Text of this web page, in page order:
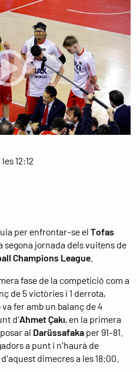
12:12
per enfrontar-se el Tofas
segona jornada dels vuitens de
Champions League
fase de la competició com a
de 5 victòries i 1 derrota,
fer amb un balanç de 4
d'Ahmet Çakı, en la primera
al Darüssafaka per 91-81.
a punt i n'haurà de
dimecres a les 18:00.